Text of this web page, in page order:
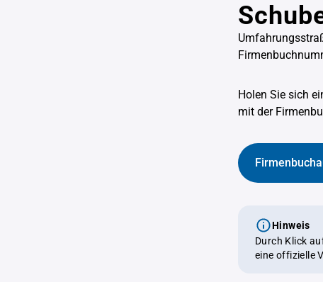
Holen Sie sich
mit der
Hinweis
Durch Klick
eine offizielle